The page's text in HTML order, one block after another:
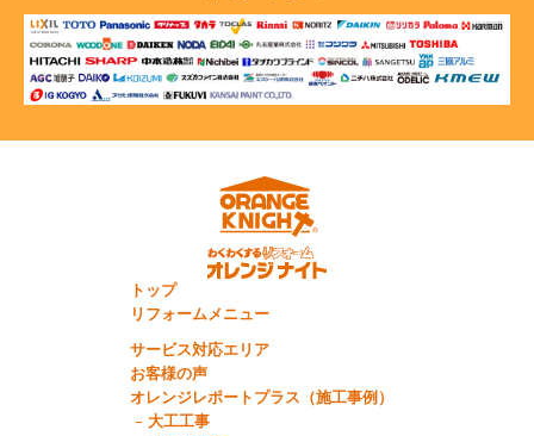
トップ
リフォームメニュー
サービス対応エリア
お客様の声
オレンジレポートプラス（施工事例）
大工工事